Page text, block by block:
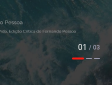
01 / 03